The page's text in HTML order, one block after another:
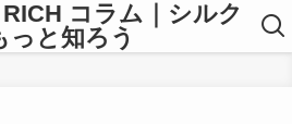
RICH コラム｜シルク
っと知ろう